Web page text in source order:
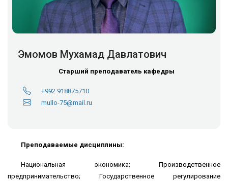
Эмомов Мухамад Давлатович
Старший преподаватель кафедры
+992 918875710
mullo-75@mail.ru
Преподаваемые дисциплины:
Национальная экономика; Производственное
предпринимательство; Государственное регулирование